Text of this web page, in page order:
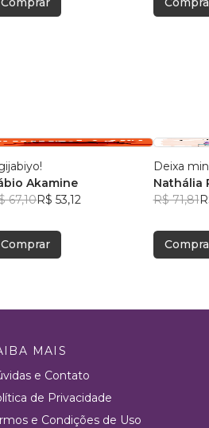
Akamine
67,10R$ 53,12
Comprar
Deixa
Nathália
R$ 71,81
MAIS
e Contato
de Privacidade
e Condições de Uso